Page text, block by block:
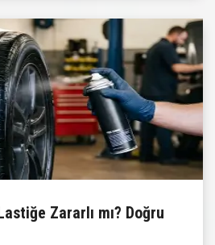
Zararlı mı? Doğru